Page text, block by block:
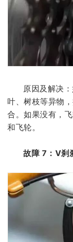
原因及解决
叶、树枝等异物
合。如果没有，
和飞轮。
故障 7：V刹